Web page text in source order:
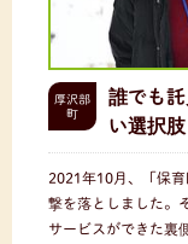
厚沢部
町
誰でも
い選択肢
2021年10月、「保
撃を落としました。
サービスができた裏